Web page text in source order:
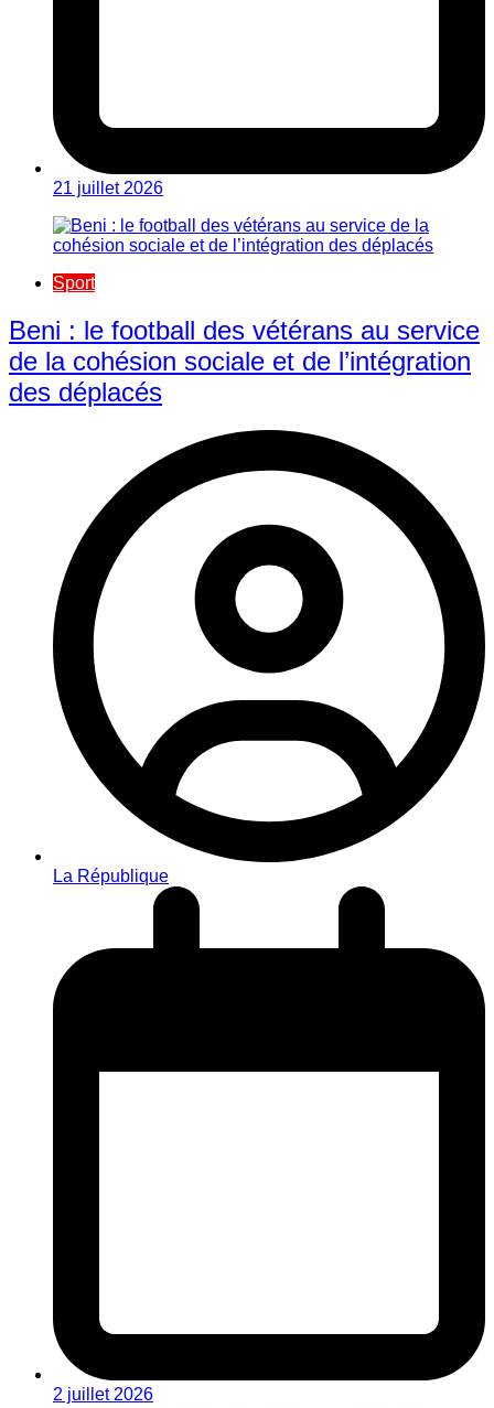
21 juillet 2026
Sport
Beni : le football des vétérans au service
de la cohésion sociale et de l’intégration
des déplacés​
La République
2 juillet 2026